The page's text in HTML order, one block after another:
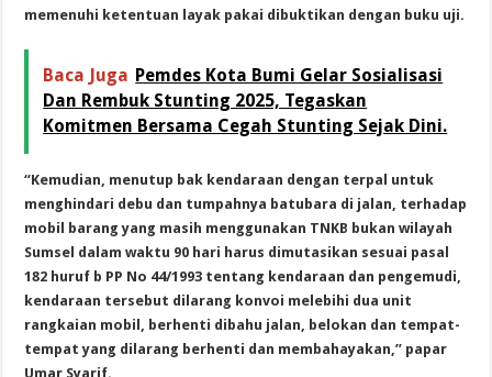
memenuhi ketentuan layak pakai dibuktikan dengan buku uji.
Baca Juga Pemdes Kota Bumi Gelar Sosialisasi
Dan Rembuk Stunting 2025, Tegaskan
Komitmen Bersama Cegah Stunting Sejak Dini.
“Kemudian, menutup bak kendaraan dengan terpal untuk
menghindari debu dan tumpahnya batubara di jalan, terhadap
mobil barang yang masih menggunakan TNKB bukan wilayah
Sumsel dalam waktu 90 hari harus dimutasikan sesuai pasal
182 huruf b PP No 44/1993 tentang kendaraan dan pengemudi,
kendaraan tersebut dilarang konvoi melebihi dua unit
rangkaian mobil, berhenti dibahu jalan, belokan dan tempat-
tempat yang dilarang berhenti dan membahayakan,” papar
Umar Syarif.